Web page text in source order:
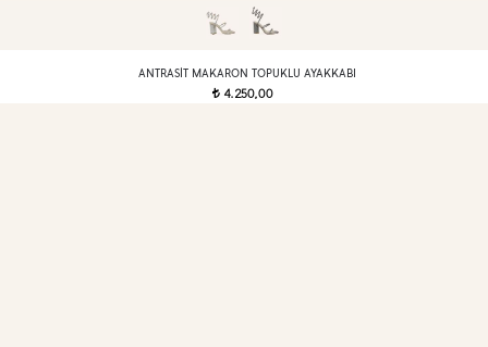
ANTRASIT MAKARON TOPUKLU AYAKKABI
t 4.250,00